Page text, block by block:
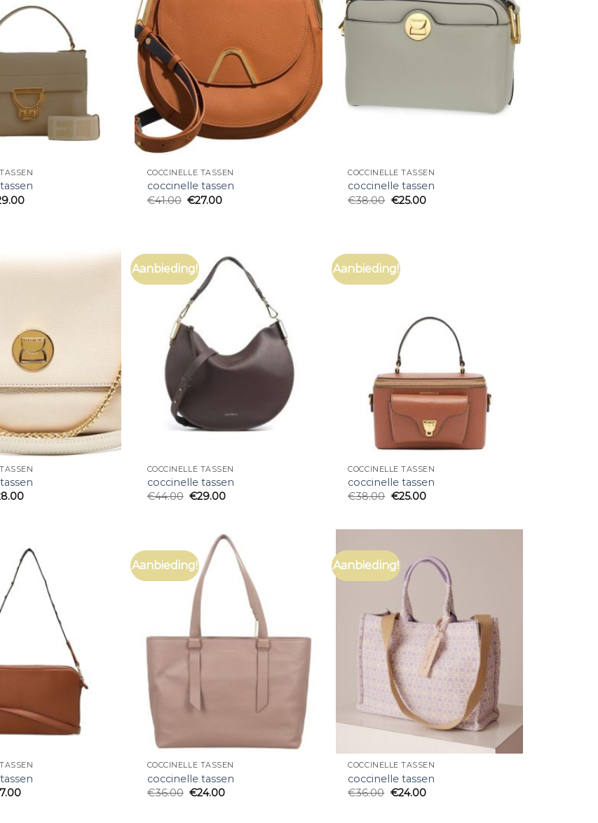
COCCINELLE TASSEN
coccinelle tassen
€41.00 €27.00
COCCINELLE TASSEN
coccinelle tassen
€38.00 €25.00
Aanbieding!
COCCINELLE TASSEN
coccinelle tassen
€44.00 €29.00
Aanbieding!
COCCINELLE TASSEN
coccinelle tassen
€38.00 €25.00
Aanbieding!
COCCINELLE TASSEN
coccinelle tassen
€36.00 €24.00
Aanbieding!
COCCINELLE TASSEN
coccinelle tassen
€36.00 €24.00